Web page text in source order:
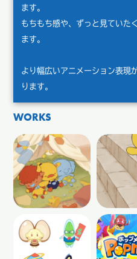
ます。
もちもち感や、ずっと見ていた
ます。
より幅広いアニメーション表現
ります。
WORKS